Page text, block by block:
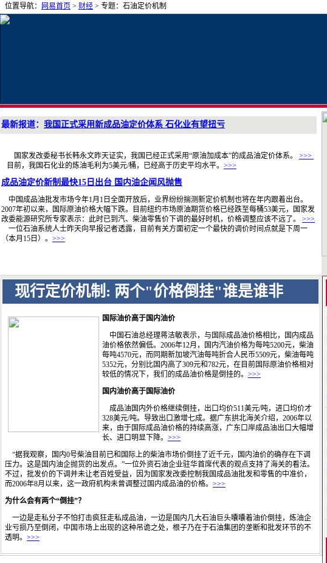
位置导航： 网易首页 > 财经 > 专题：石油定价机制
最新报道： 我国正式采用新成品油定价体系 石化业有望扭亏
国家发改委秘书长韩永文昨天证实，我国已经正式采用“原油加成本”的成品油定价体系。 >>>
目前，我国石化业的炼油毛利为5美元/桶，已经高于历史平均水平。 >>>
成品油定价新制最快15日出台 国内油企闻风抛售
中国成品油批发市场今年1月1日全面开放后，业界纷纷揣测新定价机制也将在年内跟着出台。
2007年初以来，国际原油价格大幅下跌。目前纽约市场原油期货价格已经跌至每桶53美元，国家发
改委能源研究所专家表示：此时已到汽、柴油零售价下调的最好时机，价格调整应该不远了。 >>>
一位石油系统人士昨天向早报记者透露，目前有关方面初定一个最快的调价时间点就是下周一
（本月15日）。 >>>
现行定价机制: 两个"价格倒挂"谁是谁非
国际油价高于国内油价
中国石油总经理蒋洁敏表示，与国际成品油价格相比，国内成品
油价格依然偏低。2006年12月，国内汽油价格为每吨5200元，柴油
每吨4570元，而同期新加坡汽油每吨折合人民币5509元，柴油每吨
5352元，分别比国内高了309元和782元，在目前国际原油价格相对
较低的情况下，我们的成品油价格是倒挂的。 >>>
国内油价高于国际油价
成品油国内外价格继续倒挂，出口均价511美元/吨，进口均价才
328美元/吨。导致出口激增七成。据广东拱北海关介绍，2006年以
来，由于国际成品油价格的持续高涨，广东口岸成品油出口大幅增
长、进口明显下降。 >>>
“据我观察，国内0号柴油目前已和国际上的柴油市场价倒挂了近千元，国内油价的确存在下调
压力。这是国内油企抛货的出发点。”一位外资石油企业驻华首席代表的观点支持了海关的看法。
不过，批发价的下调并未让老百姓受益，因为国家发改委控制我国成品油批发和零售的中准价，
而2006年8月以来，这一政府机构未曾调整过国内成品油的价格。 >>>
为什么会有两个“倒挂”？
一边是走私分子不怕打击疯狂走私成品油，一边是国内几大石油巨头囔囔着油价倒挂，炼油企
业亏损乃至倒闭，中国市场上出现的这种吊诡之处，根子乃在于石油集团的垄断和批发环节的不
透明。 >>>